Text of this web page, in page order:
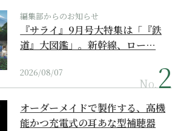
編集部からのお知らせ
『サライ』9月号大特集は「『鉄
道』大図鑑」。新幹線、ロー…
2026/08/07
No.
オーダーメイドで製作する、高機
能かつ充電式の耳あな型補聴器